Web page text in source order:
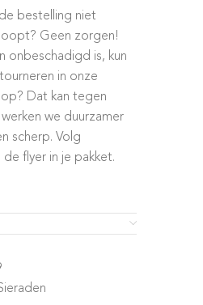
bestelling niet
Geen zorgen!
onbeschadigd is, kun
in onze
op? Dat kan tegen
we duurzamer
scherp. Volg
flyer in je pakket.